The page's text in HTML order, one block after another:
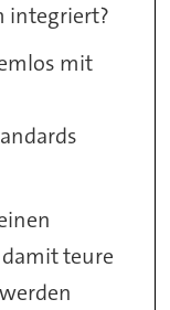
integriert?
mit
teure